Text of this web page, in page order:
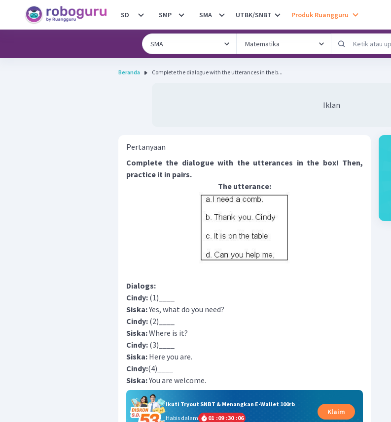
SD SMP SMA UTBK/SNBT Produk Ruangguru
Beranda Complete the dialogue with the utterances in the b...
Iklan
Pertanyaan
Complete the dialogue with the utterances in the box! Then,
practice it in pairs.
The utterance:
Dialogs:
Cindy: (1)____
Siska:Yes, what do you need?
Cindy: (2)____
Siska:Where is it?
Cindy: (3)____
Siska: Here you are.
Cindy:(4)____
Siska:You are welcome.
Ikuti Tryout SNBT & Menangkan E-Wallet 100rb
Habis dalam
01 :09 :30 :05
Klaim